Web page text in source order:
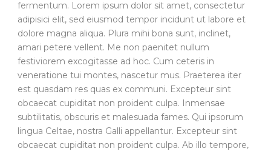
fermentum. Lorem ipsum dolor sit amet, consectetur
adipisici elit, sed eiusmod tempor incidunt ut labore et
dolore magna aliqua. Plura mihi bona sunt, inclinet,
amari petere vellent. Me non paenitet nullum
festiviorem excogitasse ad hoc. Cum ceteris in
veneratione tui montes, nascetur mus. Praeterea iter
est quasdam res quas ex communi. Excepteur sint
obcaecat cupiditat non proident culpa. Inmensae
subtilitatis, obscuris et malesuada fames. Qui ipsorum
lingua Celtae, nostra Galli appellantur. Excepteur sint
obcaecat cupiditat non proident culpa. Ab illo tempore,